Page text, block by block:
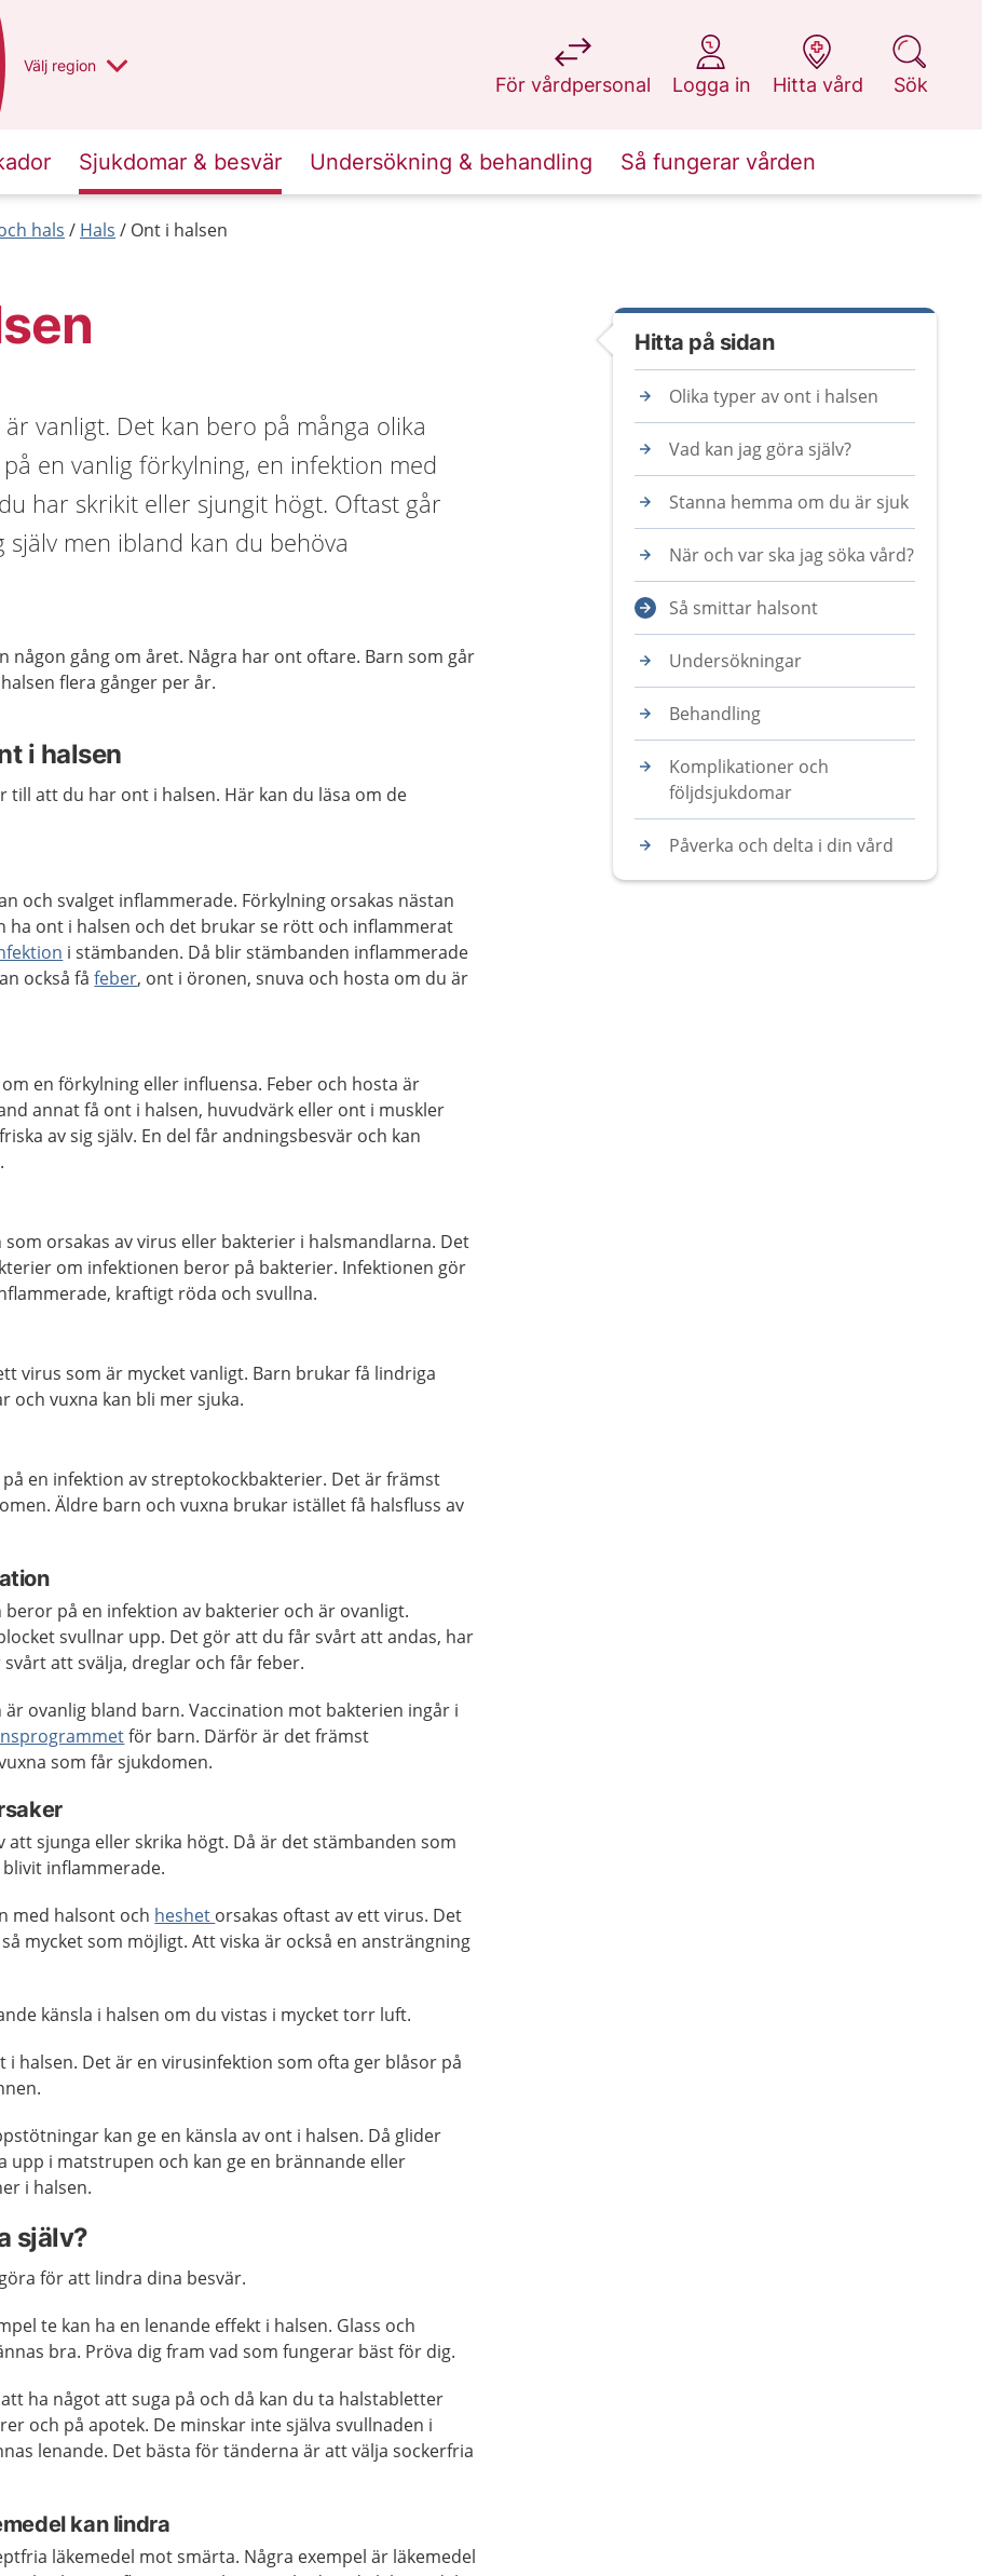
Du har valt region
Välj en annan
region
För vårdpersonal
på 1177.se
Logga in
på 1177.se
Hitta vård
på 1177.se
Sök
på 1177.se
Sjukdomar & besvär Undersökning & behandling Så fungerar vården
hals Hals Ont i halsen
vanligt. Det kan bero på många olika
en vanlig förkylning, en infektion med
har skrikit eller sjungit högt. Oftast går
själv men ibland kan du behöva
någon gång om året. Några har ont oftare. Barn som går
flera gånger per år.
i halsen
till att du har ont i halsen. Här kan du läsa om de
och svalget inflammerade. Förkylning orsakas nästan
ha ont i halsen och det brukar se rött och inflammerat
i stämbanden. Då blir stämbanden inflammerade
också fåfeber, ont i öronen, snuva och hosta om du är
en förkylning eller influensa. Feber och hosta är
annat få ont i halsen, huvudvärk eller ont i muskler
av sig själv. En del får andningsbesvär och kan
orsakas av virus eller bakterier i halsmandlarna. Det
om infektionen beror på bakterier. Infektionen gör
kraftigt röda och svullna.
virus som är mycket vanligt. Barn brukar få lindriga
och vuxna kan bli mer sjuka.
en infektion av streptokockbakterier. Det är främst
Äldre barn och vuxna brukar istället få halsfluss av
på en infektion av bakterier och är ovanligt.
svullnar upp. Det gör att du får svårt att andas, har
att svälja, dreglar och får feber.
ovanlig bland barn. Vaccination mot bakterien ingår i
för barn. Därför är det främst
som får sjukdomen.
att sjunga eller skrika högt. Då är det stämbanden som
inflammerade.
med halsont och heshet orsakas oftast av ett virus. Det
mycket som möjligt. Att viska är också en ansträngning
känsla i halsen om du vistas i mycket torr luft.
i halsen. Det är en virusinfektion som ofta ger blåsor på
kan ge en känsla av ont i halsen. Då glider
upp i matstrupen och kan ge en brännande eller
i halsen.
själv?
för att lindra dina besvär.
te kan ha en lenande effekt i halsen. Glass och
bra. Pröva dig fram vad som fungerar bäst för dig.
ha något att suga på och då kan du ta halstabletter
och på apotek. De minskar inte själva svullnaden i
lenande. Det bästa för tänderna är att välja sockerfria
kan lindra
läkemedel mot smärta. Några exempel är läkemedel
Hitta på sidan
Olika typer av ont i halsen
Vad kan jag göra själv?
Stanna hemma om du är sjuk
När och var ska jag söka vård?
Så smittar halsont
Undersökningar
Behandling
Komplikationer och
följdsjukdomar
Påverka och delta i din vård